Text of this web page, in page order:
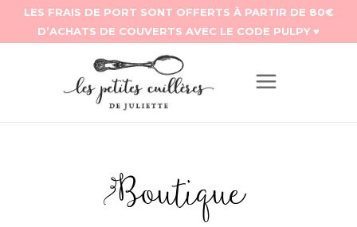
Boutique